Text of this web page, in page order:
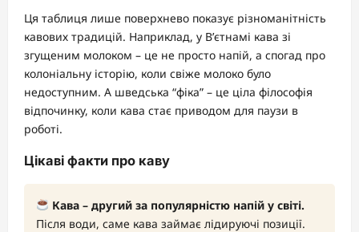
Ця таблиця лише поверхнево показує різноманітність
кавових традицій. Наприклад, у В’єтнамі кава зі
згущеним молоком – це не просто напій, а спогад про
колоніальну історію, коли свіже молоко було
недоступним. А шведська “фіка” – це ціла філософія
відпочинку, коли кава стає приводом для паузи в
роботі.
Цікаві факти про каву
Кава – другий за популярністю напій у світі.
Після води, саме кава займає лідируючі позиції.